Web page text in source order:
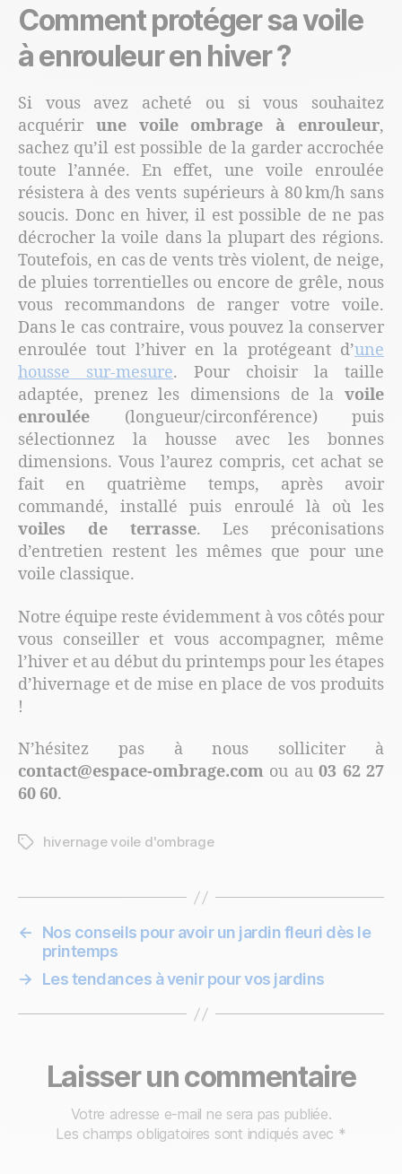
Comment protéger sa voile
à enrouleur en hiver ?
Si vous avez acheté ou si vous souhaitez
acquérir une voile ombrage à enrouleur,
sachez qu’il est possible de la garder accrochée
toute l’année. En effet, une voile enroulée
résistera à des vents supérieurs à 80 km/h sans
soucis. Donc en hiver, il est possible de ne pas
décrocher la voile dans la plupart des régions.
Toutefois, en cas de vents très violent, de neige,
de pluies torrentielles ou encore de grêle, nous
vous recommandons de ranger votre voile.
Dans le cas contraire, vous pouvez la conserver
enroulée tout l’hiver en la protégeant d’une
housse sur-mesure. Pour choisir la taille
adaptée, prenez les dimensions de la voile
enroulée (longueur/circonférence) puis
sélectionnez la housse avec les bonnes
dimensions. Vous l’aurez compris, cet achat se
fait en quatrième temps, après avoir
commandé, installé puis enroulé là où les
voiles de terrasse. Les préconisations
d’entretien restent les mêmes que pour une
voile classique.
Notre équipe reste évidemment à vos côtés pour
vous conseiller et vous accompagner, même
l’hiver et au début du printemps pour les étapes
d’hivernage et de mise en place de vos produits
!
N’hésitez pas à nous solliciter à
contact@espace-ombrage.com ou au03 62 27
60 60.
hivernage voile d'ombrage
←
Nos conseils pour avoir un jardin fleuri dès le
printemps
→
Les tendances à venir pour vos jardins
Laisser un commentaire
Votre adresse e-mail ne sera pas publiée.
Les champs obligatoires sont indiqués avec *